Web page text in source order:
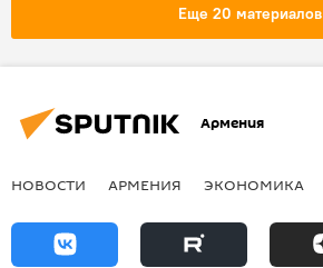
Еще 20 материалов
Армения
НОВОСТИ АРМЕНИЯ ЭКОНОМИКА